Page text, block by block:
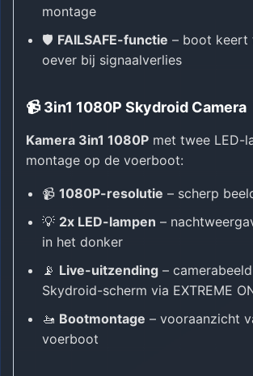
montage
🛡️ FAILSAFE-functie – boot keert
oever bij signaalverlies
📹 3in1 1080P Skydroid Camera
Kamera 3in1 1080P met twee LED-
montage op de voerboot:
📹 1080P-resolutie – scherp
💡 2x LED-lampen –
in het donker
📡 Live-uitzending –
Skydroid-scherm via EXTREME
🚤 Bootmontage – vooraanzicht
voerboot